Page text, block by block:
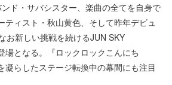
ド・サバシスター、楽曲の全てを自身で
ティスト・秋山黄色、そして昨年デビュ
お新しい挑戦を続けるJUN SKY
場となる。『ロックロックこんにち
凝らしたステージ転換中の幕間にも注目